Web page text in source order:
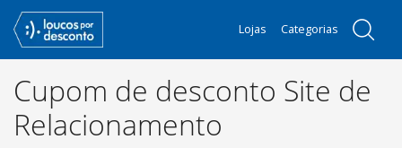
Lojas Categorias
Cupom de desconto Site de
Relacionamento